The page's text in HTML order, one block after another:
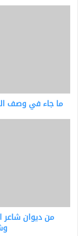
والشعر
الفصيح
ما جاء في وصف
فقيه
وشاعرا.غفر
من ديوان شاعر